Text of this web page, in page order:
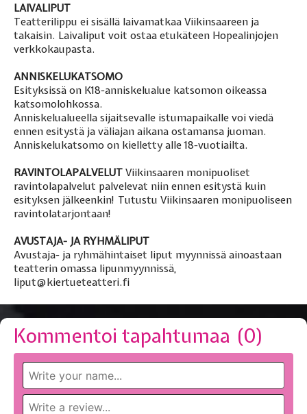
LAIVALIPUT
Teatterilippu ei sisällä laivamatkaa Viikinsaareen ja
takaisin. Laivaliput voit ostaa etukäteen Hopealinjojen
verkkokaupasta.
ANNISKELUKATSOMO
Esityksissä on K18-anniskelualue katsomon oikeassa
katsomolohkossa.
Anniskelualueella sijaitsevalle istumapaikalle voi viedä
ennen esitystä ja väliajan aikana ostamansa juoman.
Anniskelukatsomo on kielletty alle 18-vuotiailta.
RAVINTOLAPALVELUT Viikinsaaren monipuoliset
ravintolapalvelut palvelevat niin ennen esitystä kuin
esityksen jälkeenkin! Tutustu Viikinsaaren monipuoliseen
ravintolatarjontaan!
AVUSTAJA- JA RYHMÄLIPUT
Avustaja- ja ryhmähintaiset liput myynnissä ainoastaan
teatterin omassa lipunmyynnissä,
liput@kiertueteatteri.fi
Kommentoi tapahtumaa (0)